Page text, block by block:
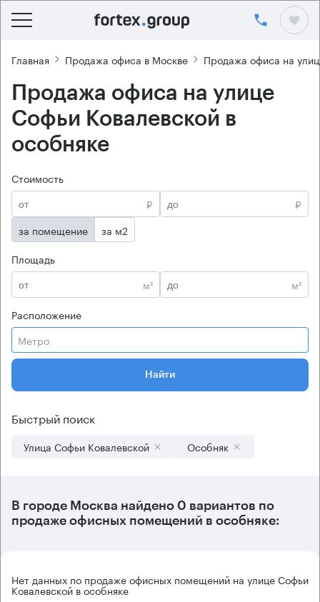
Главная Продажа офиса в Москве Продажа офиса на
Продажа офиса на улице
Софьи Ковалевской в
особняке
Стоимость
₽
₽
за помещение
за м2
Площадь
м²
м²
Расположение
Метро
Найти
Быстрый поиск
Улица Софьи Ковалевской Особняк
В городе Москва найдено 0 вариантов по
продаже офисных помещений в особняке:
Нет данных по продаже офисных помещений на улице Софьи
Ковалевской в особняке